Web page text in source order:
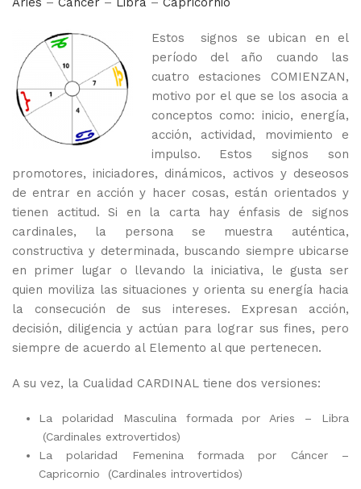
Estos signos se ubican en el
período del año cuando las
cuatro estaciones COMIENZAN,
motivo por el que se los asocia a
conceptos como: inicio, energía,
acción, actividad, movimiento e
impulso. Estos signos son
promotores, iniciadores, dinámicos, activos y deseosos
de entrar en acción y hacer cosas, están orientados y
tienen actitud. Si en la carta hay énfasis de signos
cardinales, la persona se muestra auténtica,
constructiva y determinada, buscando siempre ubicarse
en primer lugar o llevando la iniciativa, le gusta ser
quien moviliza las situaciones y orienta su energía hacia
la consecución de sus intereses. Expresan acción,
decisión, diligencia y actúan para lograr sus fines, pero
siempre de acuerdo al Elemento al que pertenecen.
A su vez, la Cualidad CARDINAL tiene dos versiones:
La polaridad Masculina formada por Aries – Libra
(Cardinales extrovertidos)
La polaridad Femenina formada por Cáncer –
Capricornio (Cardinales introvertidos)